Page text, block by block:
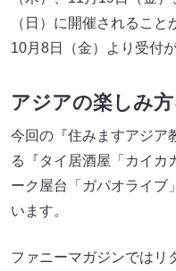
（日）に開催されること
10月8日（金）より受付
アジアの楽しみ
今回の『住みますアジア
る『タイ居酒屋「カイカ
ーク屋台「ガパオライブ
います。
ファニーマガジンではリ